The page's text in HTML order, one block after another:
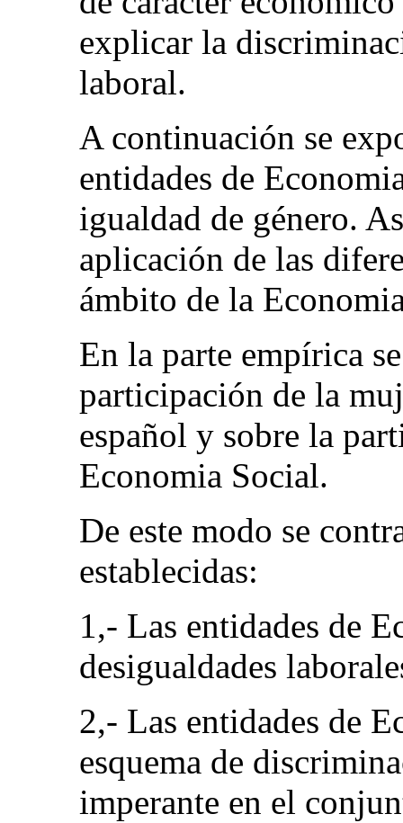
explicar la
laboral.
A continuación se
entidades de
igualdad de género.
aplicación de las
ámbito de la
En la parte empírica
participación de la
español y sobre la
Economia Social.
De este modo se
establecidas:
1,- Las entidades de
desigualdades
2,- Las entidades de
esquema de
imperante en el